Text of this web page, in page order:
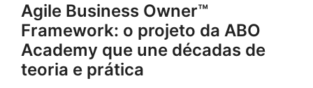
Agile Business Owner™
Framework: o projeto da ABO
Academy que une décadas de
teoria e prática